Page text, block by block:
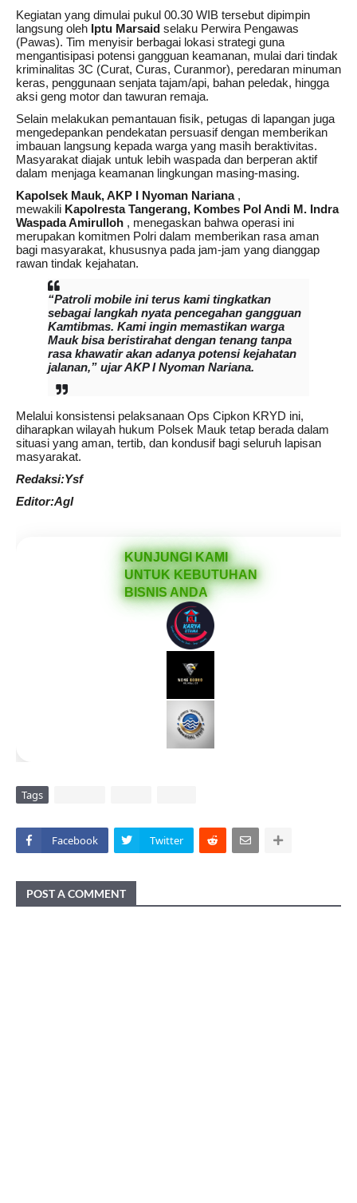
Kegiatan yang dimulai pukul 00.30 WIB tersebut dipimpin
langsung oleh Iptu Marsaid selaku Perwira Pengawas
(Pawas). Tim menyisir berbagai lokasi strategi guna
mengantisipasi potensi gangguan keamanan, mulai dari tindak
kriminalitas 3C (Curat, Curas, Curanmor), peredaran minuman
keras, penggunaan senjata tajam/api, bahan peledak, hingga
aksi geng motor dan tawuran remaja.
Selain melakukan pemantauan fisik, petugas di lapangan juga
mengedepankan pendekatan persuasif dengan memberikan
imbauan langsung kepada warga yang masih beraktivitas.
Masyarakat diajak untuk lebih waspada dan berperan aktif
dalam menjaga keamanan lingkungan masing-masing.
Kapolsek Mauk, AKP I Nyoman Nariana,
mewakili Kapolresta Tangerang, Kombes Pol Andi M. Indra
Waspada Amirulloh , menegaskan bahwa operasi ini
merupakan komitmen Polri dalam memberikan rasa aman
bagi masyarakat, khususnya pada jam-jam yang dianggap
rawan tindak kejahatan.
“Patroli mobile ini terus kami tingkatkan
sebagai langkah nyata pencegahan gangguan
Kamtibmas. Kami ingin memastikan warga
Mauk bisa beristirahat dengan tenang tanpa
rasa khawatir akan adanya potensi kejahatan
jalanan,” ujar AKP I Nyoman Nariana.
Melalui konsistensi pelaksanaan Ops Cipkon KRYD ini,
diharapkan wilayah hukum Polsek Mauk tetap berada dalam
situasi yang aman, tertib, dan kondusif bagi seluruh lapisan
masyarakat.
Redaksi:Ysf
Editor:Agl
KUNJUNGI KAMI
UNTUK KEBUTUHAN
BISNIS ANDA
Tags
Facebook Twitter
POST A COMMENT